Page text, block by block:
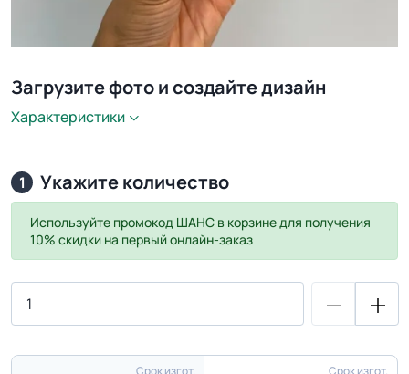
Загрузите фото и создайте дизайн
Характеристики
1 Укажите количество
Используйте промокод ШАНС в корзине для получения
10% скидки на первый онлайн-заказ
Срок изгот. Срок изгот.